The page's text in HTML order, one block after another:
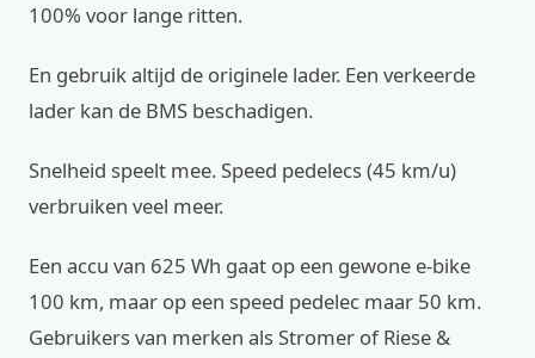
100% voor lange ritten.
En gebruik altijd de originele lader. Een verkeerde
lader kan de BMS beschadigen.
Snelheid speelt mee. Speed pedelecs (45 km/u)
verbruiken veel meer.
Een accu van 625 Wh gaat op een gewone e-bike
100 km, maar op een speed pedelec maar 50 km.
Gebruikers van merken als Stromer of Riese &